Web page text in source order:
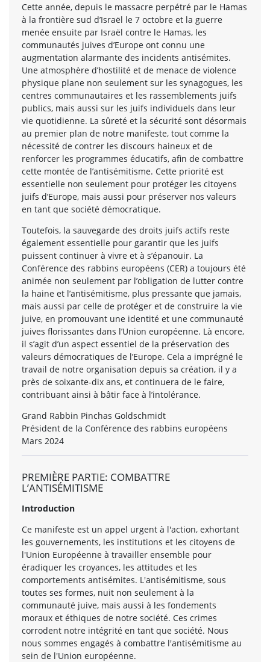
Cette année, depuis le massacre perpétré par le Hamas
à la frontière sud d’Israël le 7 octobre et la guerre
menée ensuite par Israël contre le Hamas, les
communautés juives d’Europe ont connu une
augmentation alarmante des incidents antisémites.
Une atmosphère d’hostilité et de menace de violence
physique plane non seulement sur les synagogues, les
centres communautaires et les rassemblements juifs
publics, mais aussi sur les juifs individuels dans leur
vie quotidienne. La sûreté et la sécurité sont désormais
au premier plan de notre manifeste, tout comme la
nécessité de contrer les discours haineux et de
renforcer les programmes éducatifs, afin de combattre
cette montée de l’antisémitisme. Cette priorité est
essentielle non seulement pour protéger les citoyens
juifs d’Europe, mais aussi pour préserver nos valeurs
en tant que société démocratique.
Toutefois, la sauvegarde des droits juifs actifs reste
également essentielle pour garantir que les juifs
puissent continuer à vivre et à s’épanouir. La
Conférence des rabbins européens (CER) a toujours été
animée non seulement par l’obligation de lutter contre
la haine et l’antisémitisme, plus pressante que jamais,
mais aussi par celle de protéger et de construire la vie
juive, en promouvant une identité et une communauté
juives florissantes dans l’Union européenne. Là encore,
il s’agit d’un aspect essentiel de la préservation des
valeurs démocratiques de l’Europe. Cela a imprégné le
travail de notre organisation depuis sa création, il y a
près de soixante-dix ans, et continuera de le faire,
contribuant ainsi à bâtir face à l’intolérance.
Grand Rabbin Pinchas Goldschmidt
Président de la Conférence des rabbins européens
Mars 2024
PREMIÈRE PARTIE: COMBATTRE
L’ANTISÉMITISME
Introduction
Ce manifeste est un appel urgent à l'action, exhortant
les gouvernements, les institutions et les citoyens de
l'Union Européenne à travailler ensemble pour
éradiquer les croyances, les attitudes et les
comportements antisémites. L'antisémitisme, sous
toutes ses formes, nuit non seulement à la
communauté juive, mais aussi à les fondements
moraux et éthiques de notre société. Ces crimes
corrodent notre intégrité en tant que société. Nous
nous sommes engagés à combattre l'antisémitisme au
sein de l'Union européenne.